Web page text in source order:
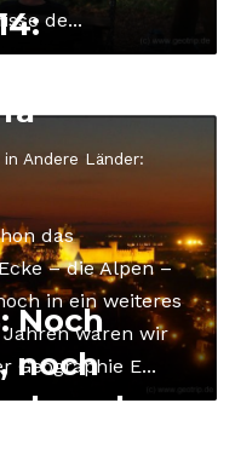
de...
–
in Andere Länder:
das
– die Alpen –
in ein weiteres
waren wir
E...
Noch
noch
mehr